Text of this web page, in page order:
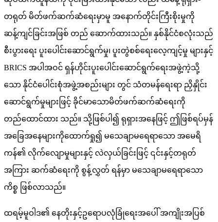
တရုတ် မိတ်ဖက်ဆက်ဆံရေးမှာမူ အနောက်တိုင်းကြီးစိုးမှုကို
ဆန့်ကျင်ခြင်းအဖြစ် တည် ဆောက်ထားသည်။ နှစ်နိုင်ငံစလုံးသည်
စီးပွားရေး ပူးပေါင်းဆောင်ရွက်မှု၊ ပူးတွဲစစ်ရေးလေ့ကျင့်မှု များနှင့်
BRICS အပါအဝင် ရှန်ဟိုင်းပူးပေါင်းဆောင်ရွက်ရေးအဖွဲ့ကဲ့သို့
သော နိုင်ငံပေါင်းစုံအဖွဲ့အစည်းများ တွင် သံတမန်ရေးရာ ညှိနှိုင်း
ဆောင်ရွက်မှုများဖြင့် ခိုင်မာသောမိတ်ဖက်ဆက်ဆံရေးကို
တည်ထောင်ထား သည်။ သို့ဖြစ်ပါ၍ ရုရှားအနေဖြင့် ဤဖြစ်ရပ်မှန်
အခြေအနေများကိုထောက်ရှု၍ မသေချာမရေရာသော အမေရိ
ကန်၏ လိုက်လျောမှုများနှင့် လဲလှယ်ခြင်းဖြင့် ၎င်းနှင့်တရုတ်
အကြား ဆက်ဆံရေးကို စွန့်လွှတ် ရန်မှာ မသေချာမရေရာသော
ကိစ္စ ဖြစ်လာသည်။
ထရမ့်မူဝါဒ၏ နေတိုးနှင့်ဥရောပလုံခြုံရေးအပေါ် အကျိုးအပြစ်